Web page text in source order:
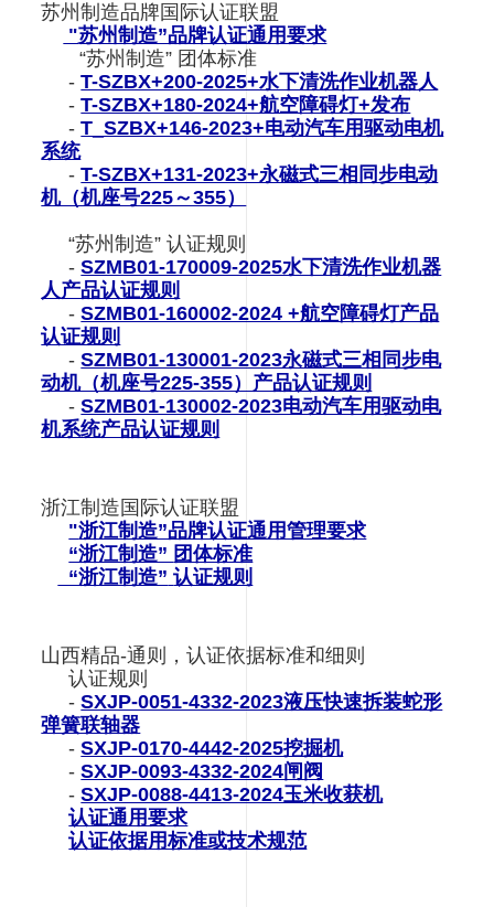
苏州制造品牌国际认证联盟
"苏州制造”品牌认证通用要求
“苏州制造” 团体标准
-T-SZBX+200-2025+水下清洗作业机器人
-T-SZBX+180-2024+航空障碍灯+发布
-T_SZBX+146-2023+电动汽车用驱动电机
系统
-T-SZBX+131-2023+永磁式三相同步电动
机（机座号225～355）
“苏州制造” 认证规则
-SZMB01-170009-2025水下清洗作业机器
人产品认证规则
-SZMB01-160002-2024 +航空障碍灯产品
认证规则
-SZMB01-130001-2023永磁式三相同步电
动机（机座号225-355）产品认证规则
-SZMB01-130002-2023电动汽车用驱动电
机系统产品认证规则
浙江制造国际认证联盟
"浙江制造”品牌认证通用管理要求
“浙江制造” 团体标准
“浙江制造” 认证规则
山西精品-通则，认证依据标准和细则
认证规则
-SXJP-0051-4332-2023液压快速拆装蛇形
弹簧联轴器
-SXJP-0170-4442-2025挖掘机
-SXJP-0093-4332-2024闸阀
-SXJP-0088-4413-2024玉米收获机
认证通用要求
认证依据用标准或技术规范